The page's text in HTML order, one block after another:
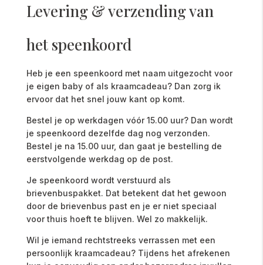
Levering & verzending van
het speenkoord
Heb je een speenkoord met naam uitgezocht voor
je eigen baby of als kraamcadeau? Dan zorg ik
ervoor dat het snel jouw kant op komt.
Bestel je op werkdagen vóór15.00 uur? Dan wordt
je speenkoord dezelfde dag nog verzonden.
Bestel je na 15.00 uur, dan gaat je bestelling de
eerstvolgende werkdag op de post.
Je speenkoord wordt verstuurd als
brievenbuspakket. Dat betekent dat het gewoon
door de brievenbus past en je er niet speciaal
voorthuis hoeft te blijven. Wel zo makkelijk.
Wil je iemand rechtstreeks verrassen met een
persoonlijk kraamcadeau? Tijdens het afrekenen